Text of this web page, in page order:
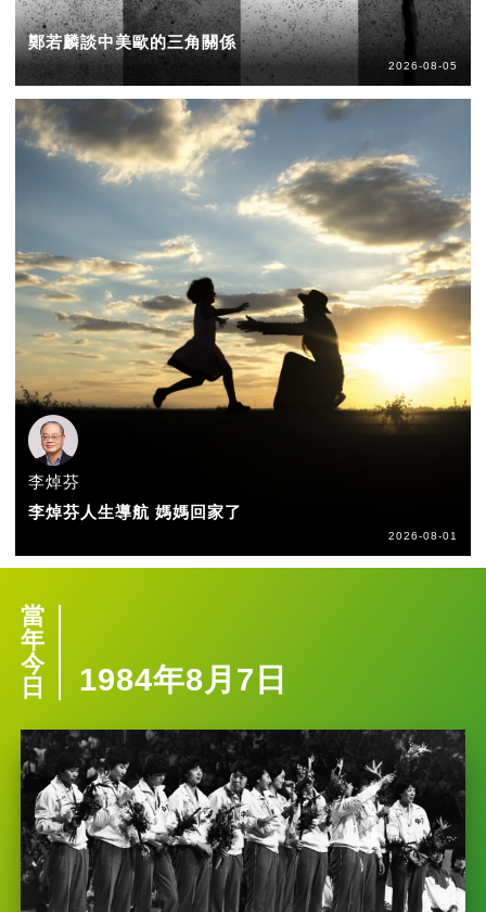
鄭若麟談中美歐的三角關係
2026-08-05
李焯芬
李焯芬人生導航 媽媽回家了
2026-08-01
當
年
今
日
1984年8月7日